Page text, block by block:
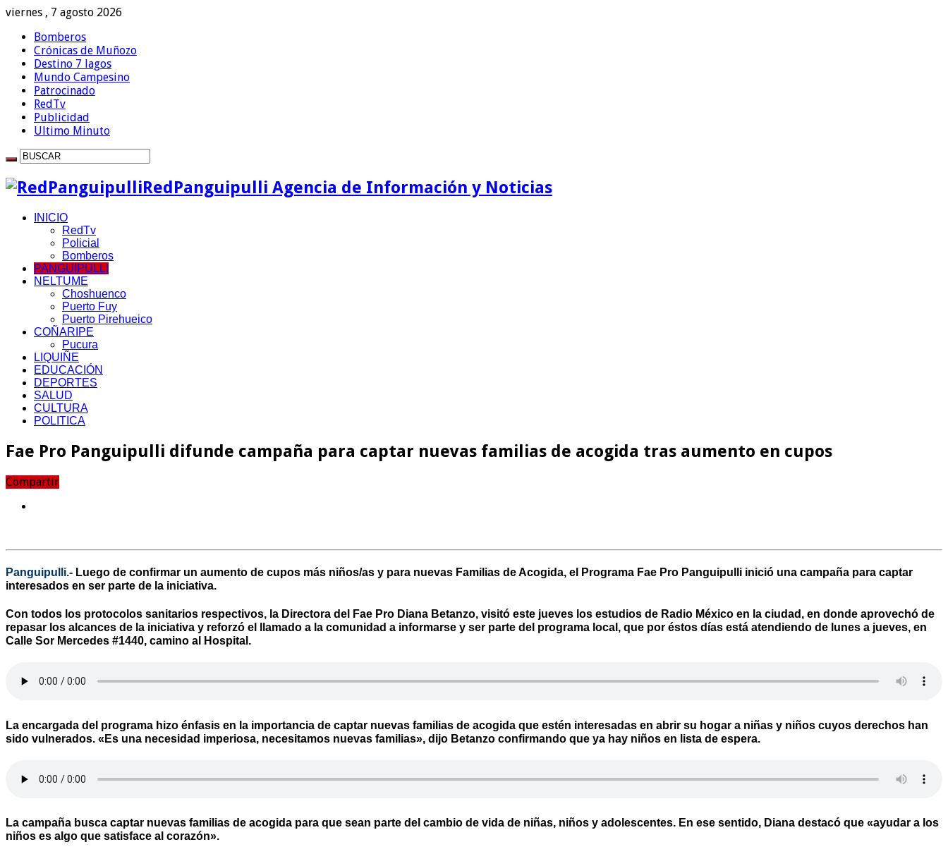
viernes , 7 agosto 2026
Bomberos
Crónicas de Muñozo
Destino 7 lagos
Mundo Campesino
Patrocinado
RedTv
Publicidad
Ultimo Minuto
RedPanguipulli Agencia de Información y Noticias
INICIO
RedTv
Policial
Bomberos
PANGUIPULLI
NELTUME
Choshuenco
Puerto Fuy
Puerto Pirehueico
COÑARIPE
Pucura
LIQUIÑE
EDUCACIÓN
DEPORTES
SALUD
CULTURA
POLITICA
Fae Pro Panguipulli difunde campaña para captar nuevas familias de acogida tras aumento en cupos
Compartir
Panguipulli.- Luego de confirmar un aumento de cupos más niños/as y para nuevas Familias de Acogida, el Programa Fae Pro Panguipulli inició una campaña para captar
interesados en ser parte de la iniciativa.
Con todos los protocolos sanitarios respectivos, la Directora del Fae Pro Diana Betanzo, visitó este jueves los estudios de Radio México en la ciudad, en donde aprovechó de
repasar los alcances de la iniciativa y reforzó el llamado a la comunidad a informarse y ser parte del programa local, que por éstos días está atendiendo de lunes a jueves, en
Calle Sor Mercedes #1440, camino al Hospital.
La encargada del programa hizo énfasis en la importancia de captar nuevas familias de acogida que estén interesadas en abrir su hogar a niñas y niños cuyos derechos han
sido vulnerados. «Es una necesidad imperiosa, necesitamos nuevas familias», dijo Betanzo confirmando que ya hay niños en lista de espera.
La campaña busca captar nuevas familias de acogida para que sean parte del cambio de vida de niñas, niños y adolescentes. En ese sentido, Diana destacó que «ayudar a los
niños es algo que satisface al corazón».